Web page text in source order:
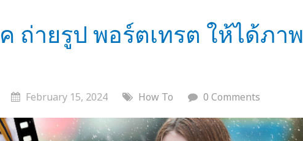
ถ่ายรูป พอร์ตเทรต ให้ได้ภาพ
February 15, 2024 How To 0 Comments